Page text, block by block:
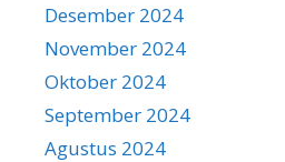
Desember 2024
November 2024
Oktober 2024
September 2024
Agustus 2024